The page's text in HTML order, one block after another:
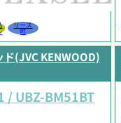
リース
可
ド(JVC KENWOOD)
/ UBZ-BM51BT